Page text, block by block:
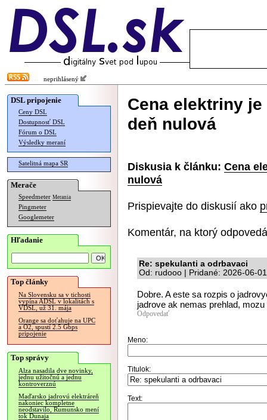
neprihlásený
DSL pripojenie
Ceny DSL
Dostupnosť DSL
Fórum o DSL
Výsledky meraní
Satelitná mapa SR
Merače
Speedmeter Merania
Pingmeter
Googlemeter
Hľadanie
Top články
Na Slovensku sa v tichosti
vypína ADSL v lokalitách s
VDSL, už 31. mája
Orange sa doťahuje na UPC
a O2, spustí 2.5 Gbps
pripojenie
Top správy
Alza nasadila dve novinky,
jednu užitočnú a jednu
kontroverznú
Maďarsko jadrovú elektráreň
nakoniec kompletne
neodstavilo, Rumunsko mení
tok Dunaja
Cena elektriny
deň nulová
Diskusia k článku: Cena
nulová
Prispievajte do diskusií ako
Komentár, na ktorý
Re: spekulanti a odrbavaci
Od: rudooo | Pridané: 2026-06-
Dobre. A este sa rozpis o
jadrove ak nemas prehlad,
Odpovedať
Meno:
Titulok:
Text: